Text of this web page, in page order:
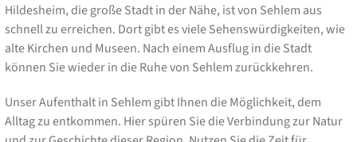
Hildesheim, die große Stadt in der Nähe, ist von Sehlem aus
schnell zu erreichen. Dort gibt es viele Sehenswürdigkeiten, wie
alte Kirchen und Museen. Nach einem Ausflug in die Stadt
können Sie wieder in die Ruhe von Sehlem zurückkehren.
Unser Aufenthalt in Sehlem gibt Ihnen die Möglichkeit, dem
Alltag zu entkommen. Hier spüren Sie die Verbindung zur Natur